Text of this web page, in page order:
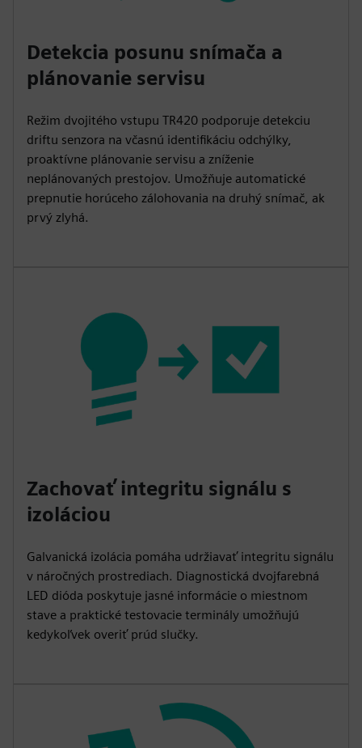
Detekcia posunu snímača a
plánovanie servisu
Režim dvojitého vstupu TR420 podporuje detekciu
driftu senzora na včasnú identifikáciu odchýlky,
proaktívne plánovanie servisu a zníženie
neplánovaných prestojov. Umožňuje automatické
prepnutie horúceho zálohovania na druhý snímač, ak
prvý zlyhá.
Zachovať integritu signálu s
izoláciou
Galvanická izolácia pomáha udržiavať integritu signálu
v náročných prostrediach. Diagnostická dvojfarebná
LED dióda poskytuje jasné informácie o miestnom
stave a praktické testovacie terminály umožňujú
kedykoľvek overiť prúd slučky.